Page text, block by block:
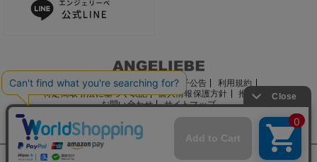
ご利用ガイド 会社概要 電子公告
利用規約
特定商取引法に基づく表記
個人情報保護方針
推奨環境
お問い合わせ
サイトマップ
サイト内の文章、画像などの著作物はマルコ株式会社に属します。